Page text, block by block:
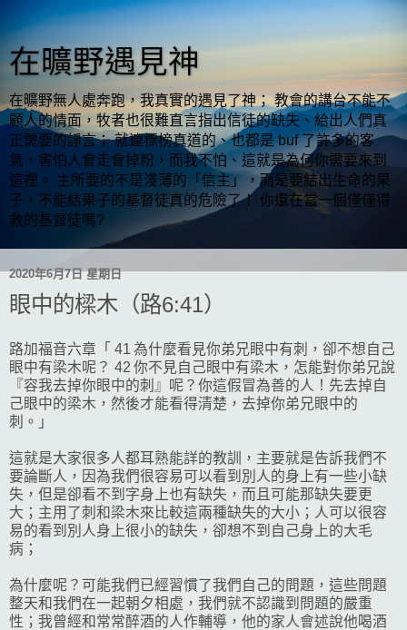
在曠野遇見神
在曠野無人處奔跑，我真實的遇見了神； 教會的講台不能不
顧人的情面，牧者也很難直言指出信徒的缺失、給出人們真
正需要的諍言； 就連標榜真道的、也都是 buf 了許多的客
氣，害怕人會走會掉粉，而我不怕、這就是為何你需要來到
這裡。 主所要的不是淺薄的「信主」，而是要結出生命的果
子，不能結果子的基督徒真的危險了！ 你還在當一個僅僅得
救的基督徒嗎?
2020年6月7日 星期日
眼中的樑木（路6:41）
路加福音六章「 41 為什麼看見你弟兄眼中有刺，卻不想自己
眼中有梁木呢？ 42 你不見自己眼中有梁木，怎能對你弟兄說
『容我去掉你眼中的刺』呢？你這假冒為善的人！先去掉自
己眼中的梁木，然後才能看得清楚，去掉你弟兄眼中的
刺。」
這就是大家很多人都耳熟能詳的教訓，主要就是告訴我們不
要論斷人，因為我們很容易可以看到別人的身上有一些小缺
失，但是卻看不到字身上也有缺失，而且可能那缺失要更
大；主用了刺和梁木來比較這兩種缺失的大小；人可以很容
易的看到別人身上很小的缺失，卻想不到自己身上的大毛
病；
為什麼呢？可能我們已經習慣了我們自己的問題，這些問題
整天和我們在一起朝夕相處，我們就不認識到問題的嚴重
性；我曾經和常常醉酒的人作輔導，他的家人會述說他喝酒